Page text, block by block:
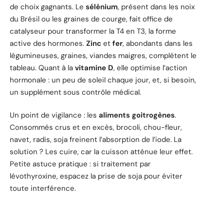
de choix gagnants. Le sélénium, présent dans les noix
du Brésil ou les graines de courge, fait office de
catalyseur pour transformer la T4 en T3, la forme
active des hormones. Zinc et fer, abondants dans les
légumineuses, graines, viandes maigres, complètent le
tableau. Quant à la vitamine D, elle optimise l’action
hormonale : un peu de soleil chaque jour, et, si besoin,
un supplément sous contrôle médical.
Un point de vigilance : les aliments goitrogènes.
Consommés crus et en excès, brocoli, chou-fleur,
navet, radis, soja freinent l’absorption de l’iode. La
solution ? Les cuire, car la cuisson atténue leur effet.
Petite astuce pratique : si traitement par
lévothyroxine, espacez la prise de soja pour éviter
toute interférence.